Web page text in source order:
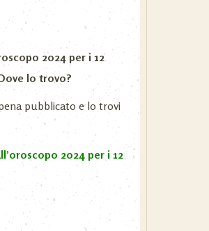
2024 per i 12
lo trovo?
pubblicato e lo trovi
2024 per i 12